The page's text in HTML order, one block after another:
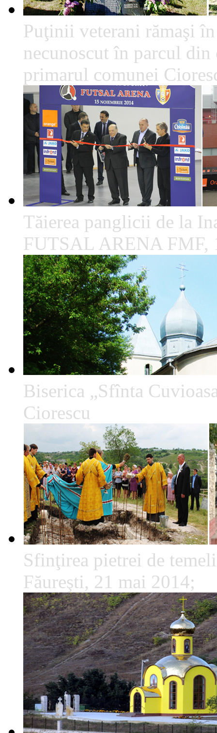
Puţinii veterani rămaşi
necunoscut în parcul
primarul comunei
Tăierea panglicii de la
FUTSAL ARENA FMF,
Biserica „Sfînta
Ciorescu
Sfinţirea pietrei de
Făureşti, 21 mai 2014;